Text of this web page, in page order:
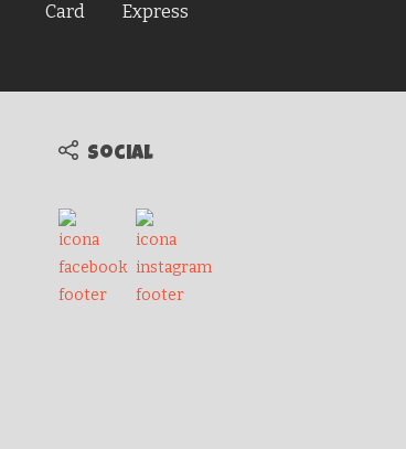
Social